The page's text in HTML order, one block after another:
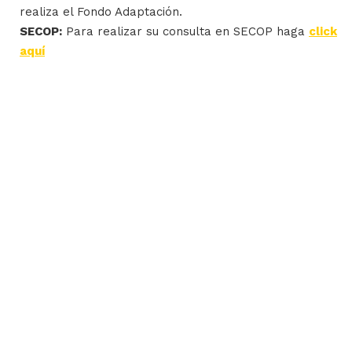
realiza el Fondo Adaptación.
SECOP: Para realizar su consulta en SECOP haga click
aquí